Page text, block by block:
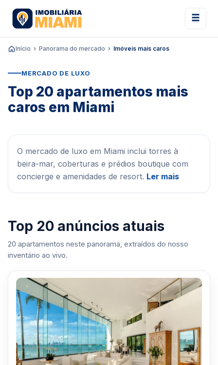
Início Panorama do mercado Imóveis mais caros
MERCADO DE LUXO
Top 20 apartamentos mais
caros em Miami
O mercado de luxo em Miami inclui torres à
beira-mar, coberturas e prédios boutique com
concierge e amenidades de resort. Ler mais
Top 20 anúncios atuais
20 apartamentos neste panorama, extraídos do nosso
inventário ao vivo.